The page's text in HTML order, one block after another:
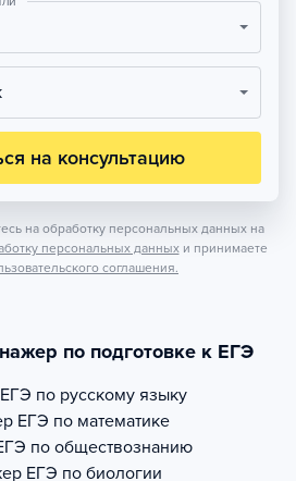
на консультацию
на обработку персональных данных на
персональных данных и принимаете
соглашения.
по подготовке к ЕГЭ
ЕГЭ по русскому языку
ЕГЭ по математике
по обществознанию
ЕГЭ по биологии